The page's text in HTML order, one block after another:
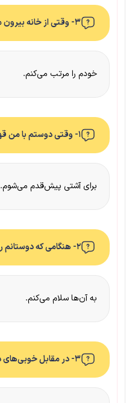
۳- وقتی از خانه بیرون می‌روم،
خودم را مرتب می‌کنم.
۱- وقتی دوستم با من قهر کرد،
برای آشتی پیش‌قدم می‌شوم.
۲- هنگامی که دوستانم را می‌بینم،
به آن‌ها سلام می‌کنم.
۳- در مقابل خوبی‌های دیگران،